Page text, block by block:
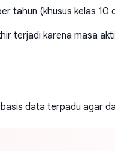
tahun (khusus kelas
terjadi karena masa
data terpadu agar